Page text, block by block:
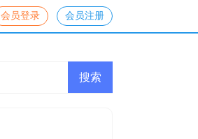
会员登录 会员注册